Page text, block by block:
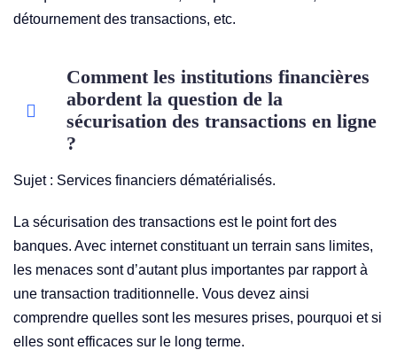
détournement des transactions, etc.
Comment les institutions financières
abordent la question de la
sécurisation des transactions en ligne
?
Sujet : Services financiers dématérialisés.
La sécurisation des transactions est le point fort des
banques. Avec internet constituant un terrain sans limites,
les menaces sont d’autant plus importantes par rapport à
une transaction traditionnelle. Vous devez ainsi
comprendre quelles sont les mesures prises, pourquoi et si
elles sont efficaces sur le long terme.